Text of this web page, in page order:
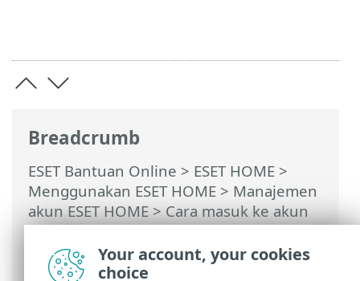
Breadcrumb
ESET Bantuan Online > ESET HOME >
Menggunakan ESET HOME > Manajemen
akun ESET HOME>Cara masuk ke akun
ESET HOME Anda>Akses masuk sosial>
Akses masuk dengan media sosial gagal -
alamat email sudah digunakan
Your account, your cookies
choice